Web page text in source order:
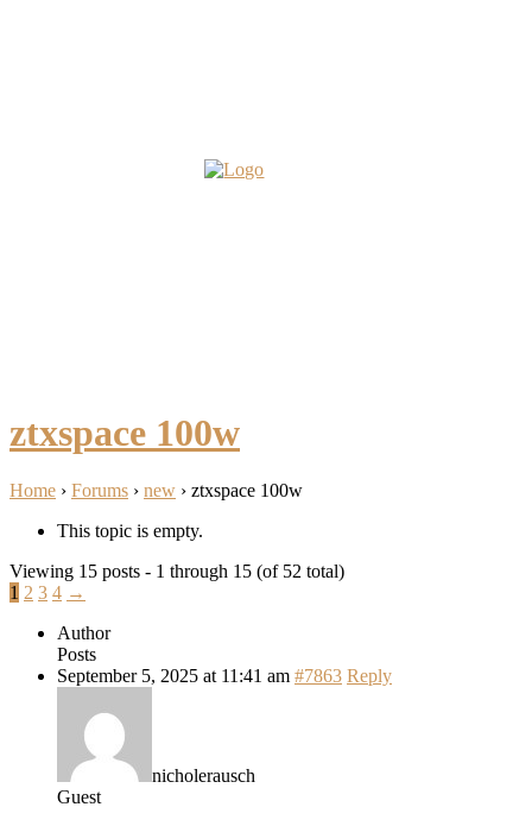
ztxspace 100w
Home › Forums › new › ztxspace 100w
This topic is empty.
Viewing 15 posts - 1 through 15 (of 52 total)
1 2 3 4 →
Author
Posts
September 5, 2025 at 11:41 am #7863 Reply
nicholerausch
Guest